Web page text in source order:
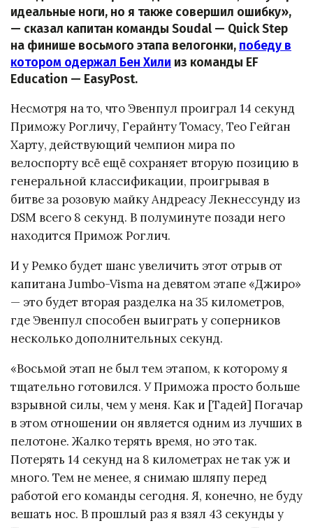
идеальные ноги, но я также совершил ошибку»,
— сказал капитан команды Soudal — Quick Step
на финише восьмого этапа велогонки, победу в
котором одержал Бен Хили из команды EF
Education — EasyPost.
Несмотря на то, что Эвенпул проиграл 14 секунд
Приможу Рогличу, Герайнту Томасу, Тео Гейган
Харту, действующий чемпион мира по
велоспорту всё ещё сохраняет вторую позицию в
генеральной классификации, проигрывая в
битве за розовую майку Андреасу Лекнессунду из
DSM всего 8 секунд. В полуминуте позади него
находится Примож Роглич.
И у Ремко будет шанс увеличить этот отрыв от
капитана Jumbo-Visma на девятом этапе «Джиро»
— это будет вторая разделка на 35 километров,
где Эвенпул способен выиграть у соперников
несколько дополнительных секунд.
«Восьмой этап не был тем этапом, к которому я
тщательно готовился. У Приможа просто больше
взрывной силы, чем у меня. Как и [Тадей] Погачар
в этом отношении он является одним из лучших в
пелотоне. Жалко терять время, но это так.
Потерять 14 секунд на 8 километрах не так уж и
много. Тем не менее, я снимаю шляпу перед
работой его команды сегодня. Я, конечно, не буду
вешать нос. В прошлый раз я взял 43 секунды у